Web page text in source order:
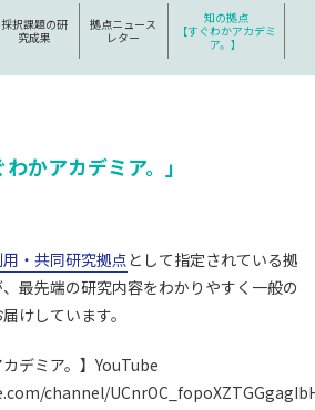
採択課題の研
究成果
拠点ニュース
レター
知の拠点
【すぐわかアカデミ
ア。】
かアカデミア。」
・共同研究拠点として指定されている拠
最先端の研究内容をわかりやすく⼀般の
けしています。
デミア。】YouTube
channel/